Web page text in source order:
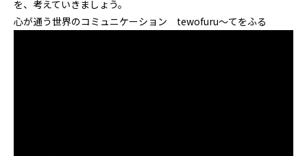
を、考えていきましょう。
心が通う世界のコミュニケーション tewofuru～てをふる